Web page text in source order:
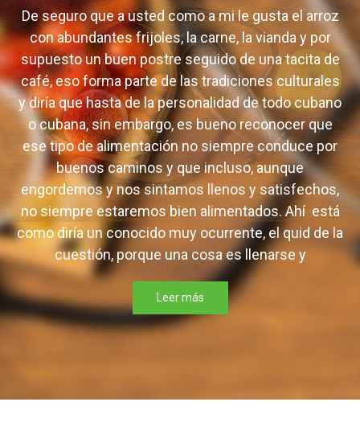
De seguro que a usted como a mi le gusta el arroz
con abundantes frijoles, la carne, la vianda y por
supuesto un buen postre seguido de una tacita de
café, eso forma parte de las tradiciones culturales
y diría que hasta de la personalidad de todo cubano
o cubana, sin embargo, es bueno reconocer que
ese tipo de alimentación no siempre conduce por
buenos caminos y que incluso, aunque
engordemos y nos sintamos llenos y satisfechos,
no siempre estaremos bien alimentados. Ahí está
como diría un conocido muy ocurrente, el quid de la
cuestión, porque una cosa es llenarse y
Leer más